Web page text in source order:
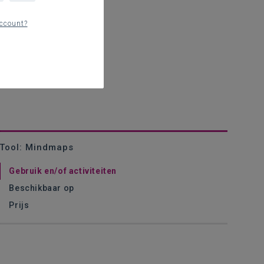
Tool: Mindmaps
Gebruik en/of activiteiten
Beschikbaar op
Prijs